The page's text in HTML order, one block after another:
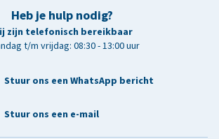
Heb je hulp nodig?
zijn telefonisch bereikbaar
t/m vrijdag: 08:30 - 13:00 uur
Stuur ons een WhatsApp bericht
Stuur ons een e-mail